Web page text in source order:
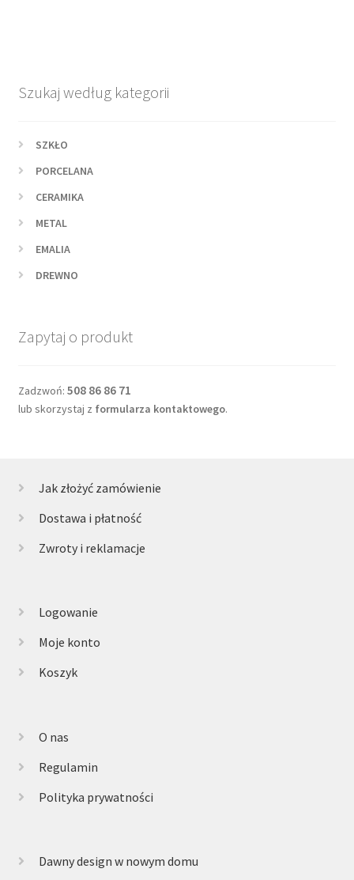
Szukaj według kategorii
SZKŁO
PORCELANA
CERAMIKA
METAL
EMALIA
DREWNO
Zapytaj o produkt
Zadzwoń: 508 86 86 71
lub skorzystaj z formularza kontaktowego.
Jak złożyć zamówienie
Dostawa i płatność
Zwroty i reklamacje
Logowanie
Moje konto
Koszyk
O nas
Regulamin
Polityka prywatności
Dawny design w nowym domu